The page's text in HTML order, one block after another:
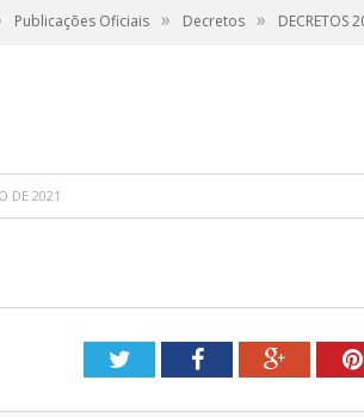
Publicações Oficiais » Decretos » DECRETOS
DE 2021
TwitterFacebookGoogle+